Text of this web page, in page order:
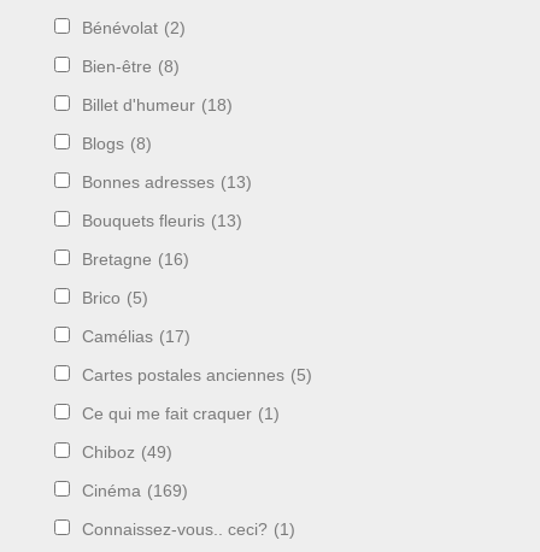
Bénévolat (2)
Bien-être (8)
Billet d'humeur (18)
Blogs (8)
Bonnes adresses (13)
Bouquets fleuris (13)
Bretagne (16)
Brico (5)
Camélias (17)
Cartes postales anciennes (5)
Ce qui me fait craquer (1)
Chiboz (49)
Cinéma (169)
Connaissez-vous.. ceci? (1)